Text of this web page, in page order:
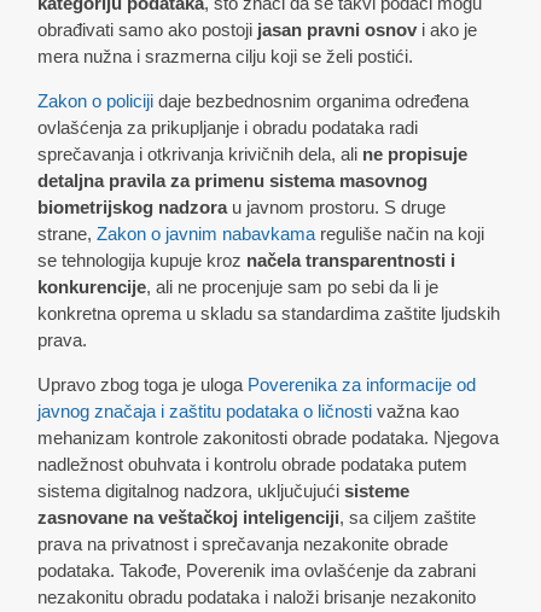
obrađivati samo ako postoji jasan pravni osnov i ako je
mera nužna i srazmerna cilju koji se želi postići.
Zakon o policiji daje bezbednosnim organima određena
ovlašćenja za prikupljanje i obradu podataka radi
sprečavanja i otkrivanja krivičnih dela, ali ne propisuje
detaljna pravila za primenu sistema masovnog
biometrijskog nadzorau javnom prostoru. S druge
strane,Zakon o javnim nabavkama reguliše način na koji
se tehnologija kupuje kroz načela transparentnosti i
konkurencije, ali ne procenjuje sam po sebi da li je
konkretna oprema u skladu sa standardima zaštite ljudskih
prava.
Upravo zbog toga je uloga Poverenika za informacije od
javnog značaja i zaštitu podataka o ličnosti važna kao
mehanizam kontrole zakonitosti obrade podataka. Njegova
nadležnost obuhvata i kontrolu obrade podataka putem
sistema digitalnog nadzora, uključujućisisteme
zasnovane na veštačkoj inteligenciji, sa ciljem zaštite
prava na privatnost i sprečavanja nezakonite obrade
podataka. Takođe, Poverenik ima ovlašćenje da zabrani
nezakonitu obradu podataka i naloži brisanje nezakonito